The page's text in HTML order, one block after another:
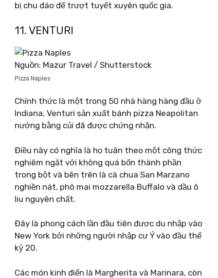
bị chu đáo để trượt tuyết xuyên quốc gia.
11. VENTURI
Nguồn: Mazur Travel / Shutterstock
Pizza Naples
Chính thức là một trong 50 nhà hàng hàng đầu ở
Indiana, Venturi sản xuất bánh pizza Neapolitan
nướng bằng củi đã được chứng nhận.
Điều này có nghĩa là họ tuân theo một công thức
nghiêm ngặt với không quá bốn thành phần
trong bột và bên trên là cà chua San Marzano
nghiền nát, phô mai mozzarella Buffalo và dầu ô
liu nguyên chất.
Đây là phong cách lần đầu tiên được du nhập vào
New York bởi những người nhập cư Ý vào đầu thế
kỷ 20.
Các món kinh điển là Margherita và Marinara, còn